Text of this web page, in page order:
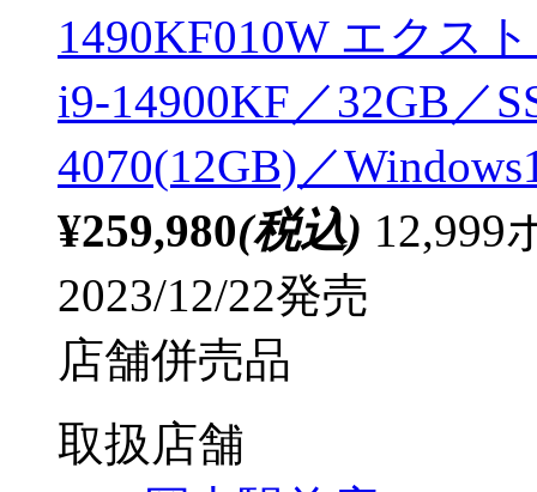
1490KF010W エクス
i9-14900KF／32GB／
4070(12GB)／
¥259,980(税込) 12,999
2023/12/22発売
店舗併売品
取扱店舗